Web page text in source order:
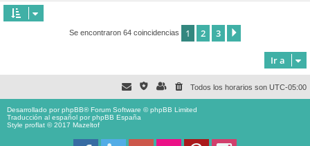
Se encontraron 64 coincidencias 1 2 3
Ir a
Todos los horarios son UTC-05:00
Desarrollado porphpBB® Forum Software © phpBB Limited
Traducción al español porphpBB España
Style proflat © 2017 Mazeltof